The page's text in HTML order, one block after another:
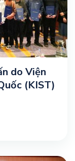
do Viện
(KIST)